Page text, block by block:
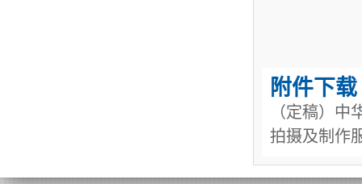
附件下载
（定稿）
拍摄及制作